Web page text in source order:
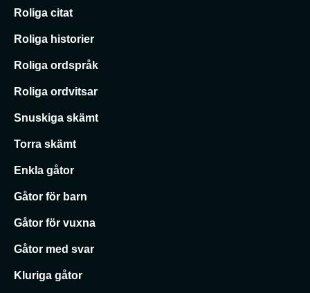
Roliga citat
Roliga historier
Roliga ordspråk
Roliga ordvitsar
Snuskiga skämt
Torra skämt
Enkla gåtor
Gåtor för barn
Gåtor för vuxna
Gåtor med svar
Kluriga gåtor